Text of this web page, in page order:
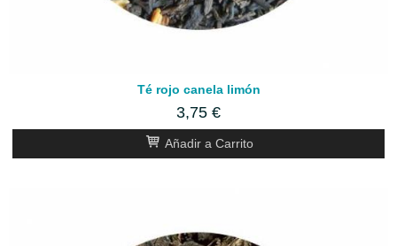
Té rojo canela limón
3,75 €
Añadir a Carrito